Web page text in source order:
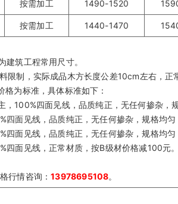
按需加工 1490-1520
按需加工 1440-1470
建筑工程常用尺寸。
限制，实际成品木方长度公差10cm左右，
格为标准，具体标准如下：
，100%四面见线，品质纯正，无任何掺杂
四面见线，品质纯正，无任何掺杂，规格均
四面见线，品质纯正，无任何掺杂，规格均匀
四面见线，正常材质，按B级材价格减100元
行情咨询：13978695108。